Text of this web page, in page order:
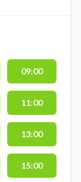
09:00
11:00
13:00
15:00